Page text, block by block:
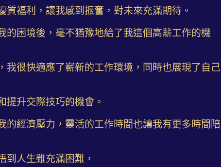
質福利，讓我感到振奮，對未來充滿期待。
的困境後，毫不猶豫地給了我這個高薪工作的機
我很快適應了嶄新的工作環境，同時也展現了自己
提升交際技巧的機會。
的經濟壓力，靈活的工作時間也讓我有更多時間陪
到人生雖充滿困難，